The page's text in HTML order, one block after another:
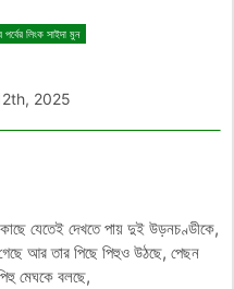
লিংক সাইদা মুন
2025
যেতেই দেখতে পায় দুই উড়নচণ্ডীকে,
আর তার পিছে পিহুও উঠছে, পেছন
মেঘকে বলছে,